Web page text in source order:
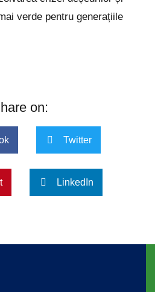
verde pentru generațiile
on:
Twitter
LinkedIn